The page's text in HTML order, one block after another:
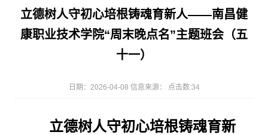
立德树人守初心培根铸魂育新人——南昌健
康职业技术学院“周末晚点名”主题班会（五
十一）
日期：2026-04-08 信息来源： 点击数:34
立德树人守初心培根铸魂育新